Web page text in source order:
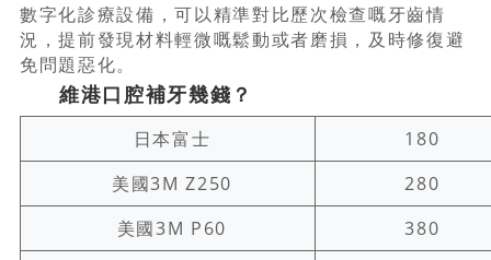
數字化診療設備，可以精準對比歷次檢查嘅牙齒情
況，提前發現材料輕微嘅鬆動或者磨損，及時修復避
免問題惡化。
維港口腔補牙幾錢？
日本富士
180
美國3M Z250
280
美國3M P60
380